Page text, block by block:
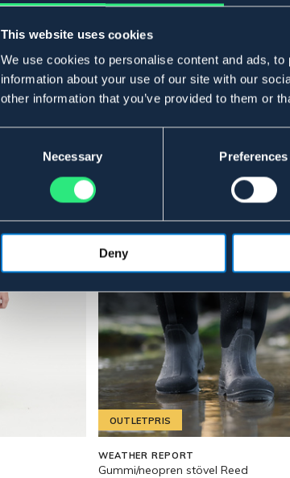
This website uses cookies
We use cookies to personalise content and ads,
information about your use of our site with our
other information that you’ve provided to them or
Necessary Preferences
Deny
OUTLETPRIS
WEATHER REPORT
Gummi/neopren stövel Reed